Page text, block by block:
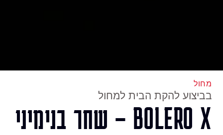
מחול
בביצוע להקת הבית למחול
BOLERO X – שחר בנימיני